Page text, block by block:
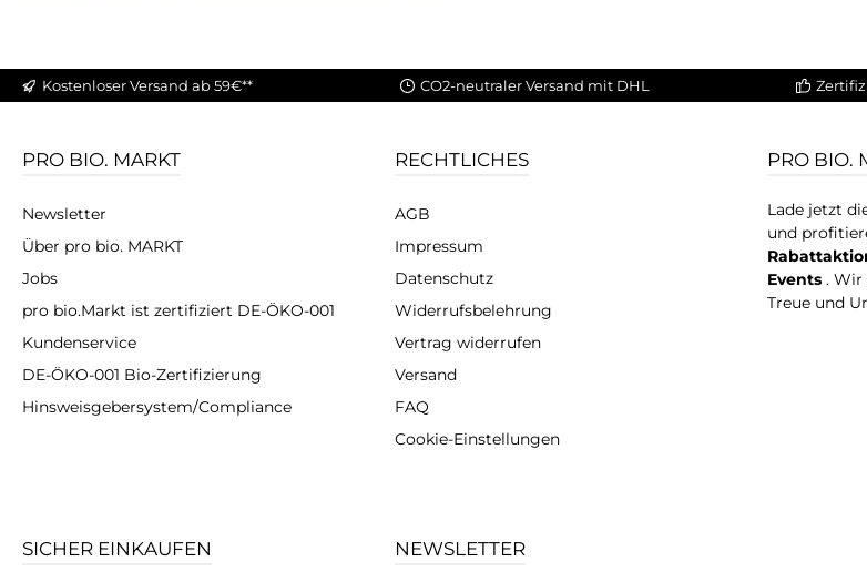
Kostenloser Versand ab 59€** CO2-neutraler Versand mit DHL
PRO BIO. MARKT
Newsletter
Über pro bio. MARKT
Jobs
pro bio.Markt ist zertifiziert DE-ÖKO-001
Kundenservice
DE-ÖKO-001 Bio-Zertifizierung
Hinsweisgebersystem/Compliance
RECHTLICHES
AGB
Impressum
Datenschutz
Widerrufsbelehrung
Vertrag widerrufen
Versand
FAQ
Cookie-Einstellungen
PRO BIO.
Lade jetzt
und
Events . Wir
Treue und
SICHER EINKAUFEN NEWSLETTER